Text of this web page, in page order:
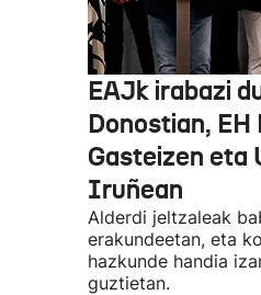
EAJk irabazi
Donostian, EH
Gasteizen eta
Iruñean
Alderdi jeltzaleak
erakundeetan, eta
hazkunde handia
guztietan.